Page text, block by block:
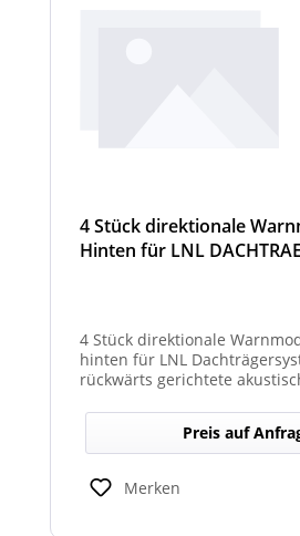
4 Stück direktionale
Hinten für LNL
4 Stück direktionale
hinten für LNL
rückwärts gerichtete
montiert werden, um
nach hinten auszugeben. Sie
Sicht‑ und Hörbarkeit von
Heckbereich und erhöhen so
bei Rückwärts‑ oder
Preis auf
Merken